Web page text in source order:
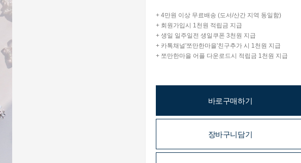
+ 4만원 이상 무료배송 (도서/산간 지역 동일함)
+ 회원가입시 1천원 적립금 지급
+ 생일 일주일전 생일쿠폰 3천원 지급
+ 카톡채널'쪼만한마을'친구추가 시 1천원 지급
+ 쪼만한마을 어플 다운로드시 적립금 1천원 지급
바로구매하기
장바구니담기